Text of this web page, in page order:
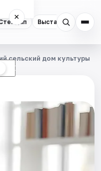
Выставки
×
☾
сельский дом культуры